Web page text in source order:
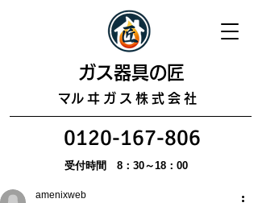
​ガス器具の匠
​マルヰガス株式会社
0120-167-806
受付時間 8：30～18：00
amenixweb